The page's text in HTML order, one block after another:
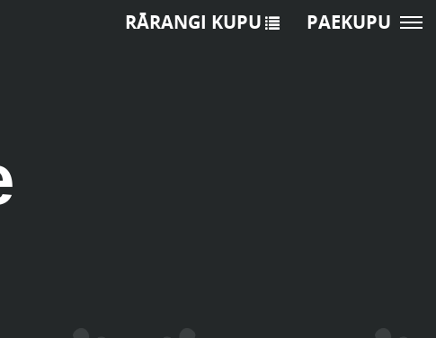
RĀRANGI KUPU PAEKUPU